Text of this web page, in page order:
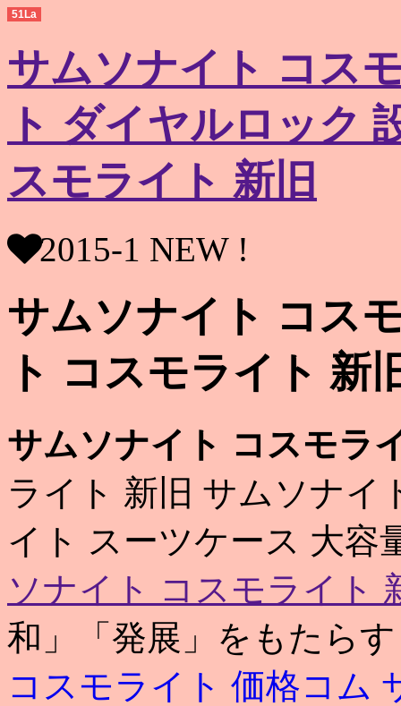
51La
サムソナイト コス
ト ダイヤルロック
スモライト 新旧
2015-1 NEW !
サムソナイト コス
ト コスモライト 新
サムソナイト コスモラ
ライト 新旧 サムソナイ
イト スーツケース 大容
ソナイト コスモライト
和」「発展」をもたら
コスモライト 価格コム